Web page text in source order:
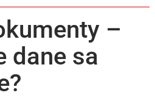
–
dane sa